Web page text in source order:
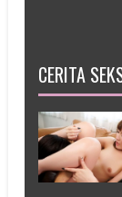
CERITA